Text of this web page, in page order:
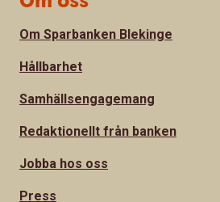
Om Sparbanken Blekinge
Hållbarhet
Samhällsengagemang
Redaktionellt från banken
Jobba hos oss
Press